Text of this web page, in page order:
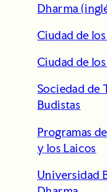
Dharma
Ciudad de
Ciudad de
Sociedad de
Budistas
Programas
y los Laicos
Universidad